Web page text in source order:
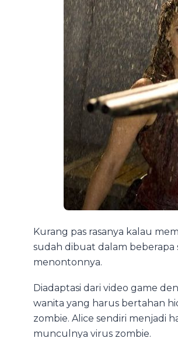
Kurang pas rasanya kalau
sudah dibuat dalam
menontonnya.
Diadaptasi dari video game
wanita yang harus bertahan
zombie. Alice sendiri menjadi
munculnya virus zombie.